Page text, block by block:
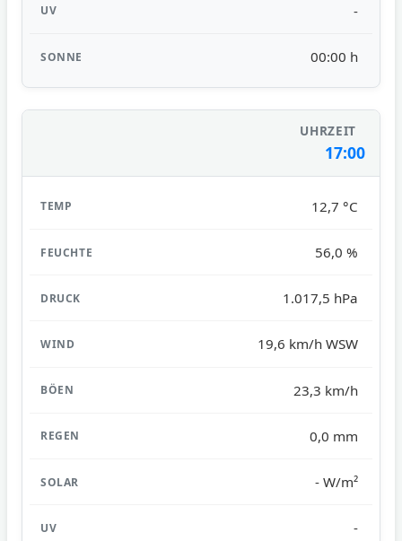
-
00:00 h
17:00
12,7 °C
56,0 %
1.017,5 hPa
19,6 km/h WSW
23,3 km/h
0,0 mm
- W/m²
-